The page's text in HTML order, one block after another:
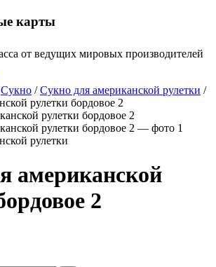
карты
от ведущих мировых производителей
Сукно / Сукно для американской рулетки /
рулетки бордовое 2
рулетки
американской
2